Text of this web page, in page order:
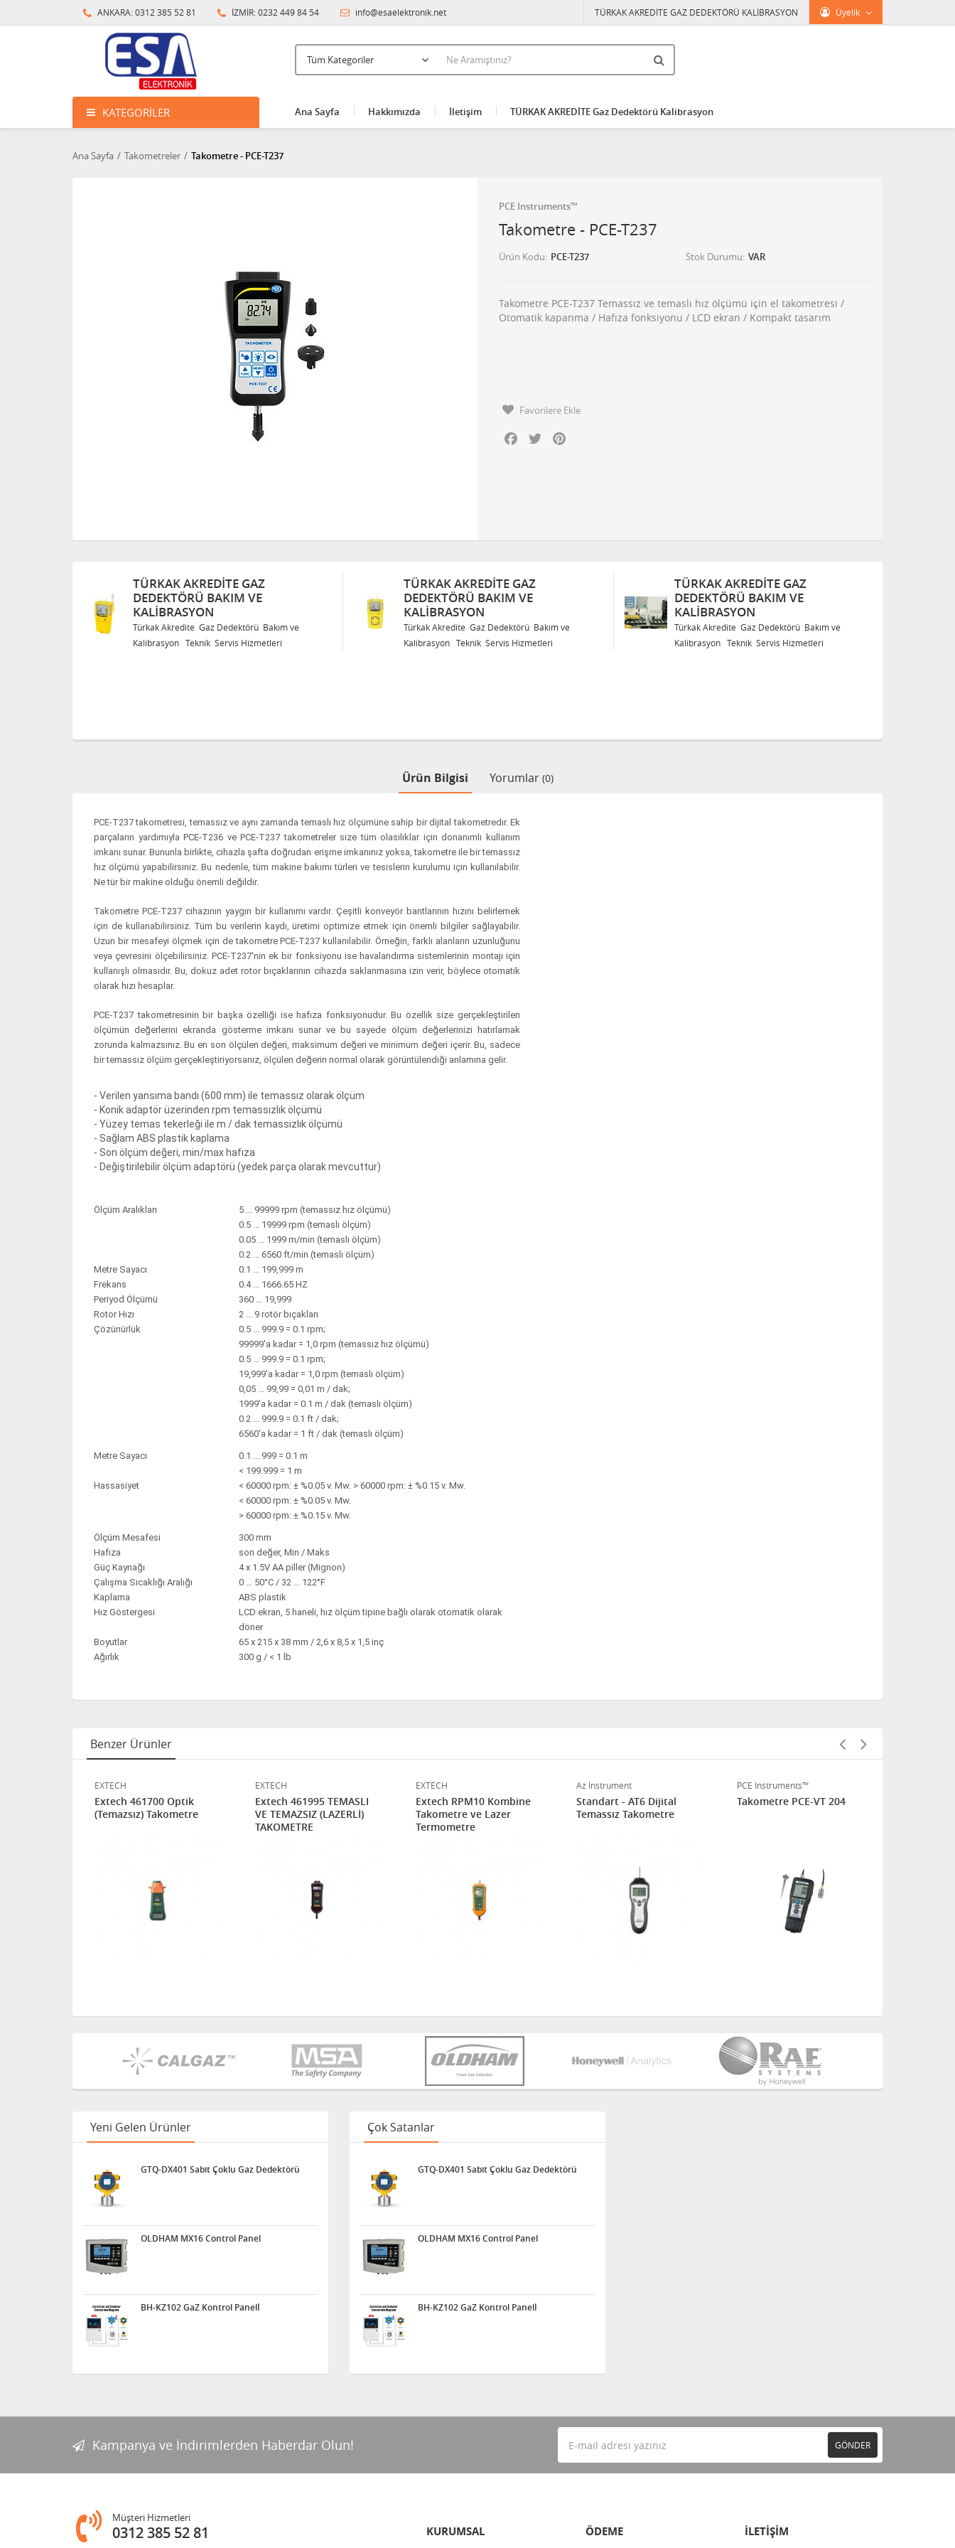
ANKARA: 0312 385 52 81 İZMİR: 0232 449 84 54 info@esaelektronik.net Üyelik
TÜRKAK AKREDİTE GAZ DEDEKTÖRÜ KALİBRASYON
KATEGORILER Ana Sayfa Hakkımızda İletişim TÜRKAK AKREDİTE Gaz Dedektörü Kalibrasyon
Ana Sayfa Takometreler Takometre - PCE-T237
PCE Instruments™
Takometre - PCE-T237
Ürün Kodu PCE-T237 Stok Durumu VAR
Takometre PCE-T237 Temassız ve temaslı hız ölçümü için el takometresi /
Otomatik kapanma / Hafıza fonksiyonu / LCD ekran / Kompakt tasarım
Favorilere Ekle
Facebook
Twitter
TÜRKAK AKREDITE GAZ
DEDEKTÖRÜ BAKIM VE
KALIBRASYON
Türkak Akredite Gaz Dedektörü Bakım ve
Kalibrasyon Teknik Servis Hizmetleri
TÜRKAK AKREDITE GAZ
DEDEKTÖRÜ BAKIM VE
KALIBRASYON
Türkak Akredite Gaz Dedektörü Bakım ve
Kalibrasyon Teknik Servis Hizmetleri
TÜRKAK AKREDITE GAZ
DEDEKTÖRÜ BAKIM VE
KALIBRASYON
Türkak Akredite Gaz Dedektörü Bakım ve
Kalibrasyon Teknik Servis Hizmetleri
Ürün Bilgisi Yorumlar (0)
PCE-T237 takometresi, temassız ve aynı zamanda temaslı hız ölçümüne sahip bir dijital takometredır. Ek
parçaların yardımıyla PCE-T236 ve PCE-T237 takometreler size tüm olasılıklar için donanımlı kullanım
imkanı sunar. Bununla birlikte, cihazla şafta doğrudan erişme imkanınız yoksa, takometre ile bir temassız
hız ölçümü yapabilirsiniz. Bu nedenle, tüm makine bakımı türleri ve tesislerin kurulumu için kullanılabilir.
Ne tür bir makine olduğu önemli değildir.
Takometre PCE-T237 cihazının yaygın bir kullanımı vardır. Çeşitli konveyör bantlarının hızını belirlemek
için de kullanabilirsiniz. Tüm bu verilerin kaydı, üretimi optimize etmek için önemli bilgiler sağlayabilir.
Uzun bir mesafeyi ölçmek için de takometre PCE-T237 kullanılabilir. Örneğin, farklı alanların uzunluğunu
veya çevresini ölçebilirsiniz. PCE-T237'nin ek bir fonksiyonu ise havalandırma sistemlerinin montajı için
kullanışlı olmasıdır. Bu, dokuz adet rotor bıçaklarının cihazda saklanmasına izin verir, böylece otomatik
olarak hızı hesaplar.
PCE-T237 takometresinin bir başka özelliği ise hafıza fonksiyonudur. Bu özellik size gerçekleştirilen
ölçümün değerlerini ekranda gösterme imkanı sunar ve bu sayede ölçüm değerlerinizi hatırlamak
zorunda kalmazsınız. Bu en son ölçülen değeri, maksimum değeri ve minimum değeri içerir. Bu, sadece
bir temassız ölçüm gerçekleştiriyorsanız, ölçülen değerin normal olarak görüntülendiği anlamına gelir.
- Verilen yansıma bandı (600 mm) ile temassız olarak ölçüm
- Konik adaptör üzerinden rpm temassızlık ölçümü
- Yüzey temas tekerleği ile m / dak temassızlık ölçümü
- Sağlam ABS plastik kaplama
- Son ölçüm değeri, min/max hafıza
- Değiştirilebilir ölçüm adaptörü (yedek parça olarak mevcuttur)
Ölçüm Aralıkları
5 ... 99999 rpm (temassız hız ölçümü)
0.5 ... 19999 rpm (temaslı ölçüm)
0.05 ... 1999 m/min (temaslı ölçüm)
0.2 ... 6560 ft/min (temaslı ölçüm)
Metre Sayacı
0.1 ... 199,999 m
Frekans
0.4 ... 1666.65 HZ
Periyod Ölçümü
360 ... 19,999
Rotor Hızı
2 ... 9 rotör bıçakları
Çözünürlük
0.5 ... 999.9 = 0.1 rpm;
99999'a kadar = 1,0 rpm (temassız hız ölçümü)
0.5 ... 999.9 = 0.1 rpm;
19,999'a kadar = 1,0 rpm (temaslı ölçüm)
0,05 ... 99,99 = 0,01 m / dak;
1999'a kadar = 0.1 m / dak (temaslı ölçüm)
0.2 ... 999.9 = 0.1 ft / dak;
6560'a kadar = 1 ft / dak (temaslı ölçüm)
Metre Sayacı
0.1 ... 999 = 0.1 m
< 199.999 = 1 m
Hassasiyet
< 60000 rpm: ± %0.05 v. Mw. > 60000 rpm: ± %0.15 v. Mw.
< 60000 rpm: ± %0.05 v. Mw.
> 60000 rpm: ± %0.15 v. Mw.
Ölçüm Mesafesi
300 mm
Hafıza
son değer, Min / Maks
Güç Kaynağı
4 x 1.5V AA piller (Mignon)
Çalışma Sıcaklığı Aralığı
0 ... 50°C / 32 ... 122°F
Kaplama
ABS plastik
Hız Göstergesi
LCD ekran, 5 haneli, hız ölçüm tipine bağlı olarak otomatik olarak
döner
Boyutlar
65 x 215 x 38 mm / 2,6 x 8,5 x 1,5 inç
Ağırlık
300 g / < 1 lb
Benzer Ürünler
EXTECH
Extech 461700 Optik
(Temazsız) Takometre
EXTECH
Extech 461995 TEMASLI
VE TEMAZSIZ (LAZERLİ)
TAKOMETRE
EXTECH
Extech RPM10 Kombine
Takometre ve Lazer
Termometre
Az İnstrument
Standart - AT6 Dijital
Temassız Takometre
PCE Instruments™
Takometre PCE-VT 204
Yeni Gelen Ürünler
GTQ-DX401 Sabit Çoklu Gaz Dedektörü
OLDHAM MX16 Control Panel
BH-KZ102 GaZ Kontrol Panelİ
Çok Satanlar
GTQ-DX401 Sabit Çoklu Gaz Dedektörü
OLDHAM MX16 Control Panel
BH-KZ102 GaZ Kontrol Panelİ
Kampanya ve İndirimlerden Haberdar Olun! GÖNDER
Müşteri Hizmetleri
0312 385 52 81 KURUMSAL ÖDEME İLETİŞİM